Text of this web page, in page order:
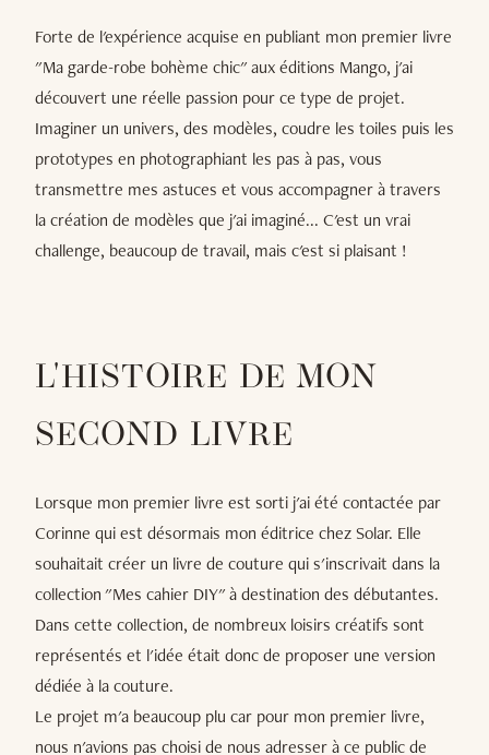
Forte de l'expérience acquise en publiant mon premier livre
"Ma garde-robe bohème chic" aux éditions Mango, j'ai
découvert une réelle passion pour ce type de projet.
Imaginer un univers, des modèles, coudre les toiles puis les
prototypes en photographiant les pas à pas, vous
transmettre mes astuces et vous accompagner à travers
la création de modèles que j'ai imaginé... C'est un vrai
challenge, beaucoup de travail, mais c'est si plaisant !
L'HISTOIRE DE MON
SECOND LIVRE
Lorsque mon premier livre est sorti j'ai été contactée par
Corinne qui est désormais mon éditrice chez Solar. Elle
souhaitait créer un livre de couture qui s'inscrivait dans la
collection "Mes cahier DIY" à destination des débutantes.
Dans cette collection, de nombreux loisirs créatifs sont
représentés et l'idée était donc de proposer une version
dédiée à la couture.
Le projet m'a beaucoup plu car pour mon premier livre,
nous n'avions pas choisi de nous adresser à ce public de